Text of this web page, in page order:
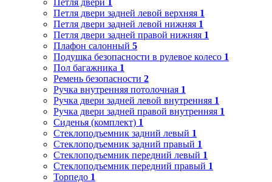
Петля двери задней левой верхняя 1
Петля двери задней левой нижняя 1
Петля двери задней правой нижняя 1
Плафон салонный 5
Подушка безопасности в рулевое колесо 1
Пол багажника 1
Ремень безопасности 2
Ручка внутренняя потолочная 1
Ручка двери задней левой внутренняя 1
Ручка двери задней правой внутренняя 1
Сиденья (комплект) 1
Стеклоподъемник задний левый 1
Стеклоподъемник задний правый 1
Стеклоподъемник передний левый 1
Стеклоподъемник передний правый 1
Торпедо 1